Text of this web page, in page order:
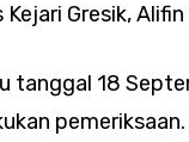
Gresik, Alifin
tanggal 18